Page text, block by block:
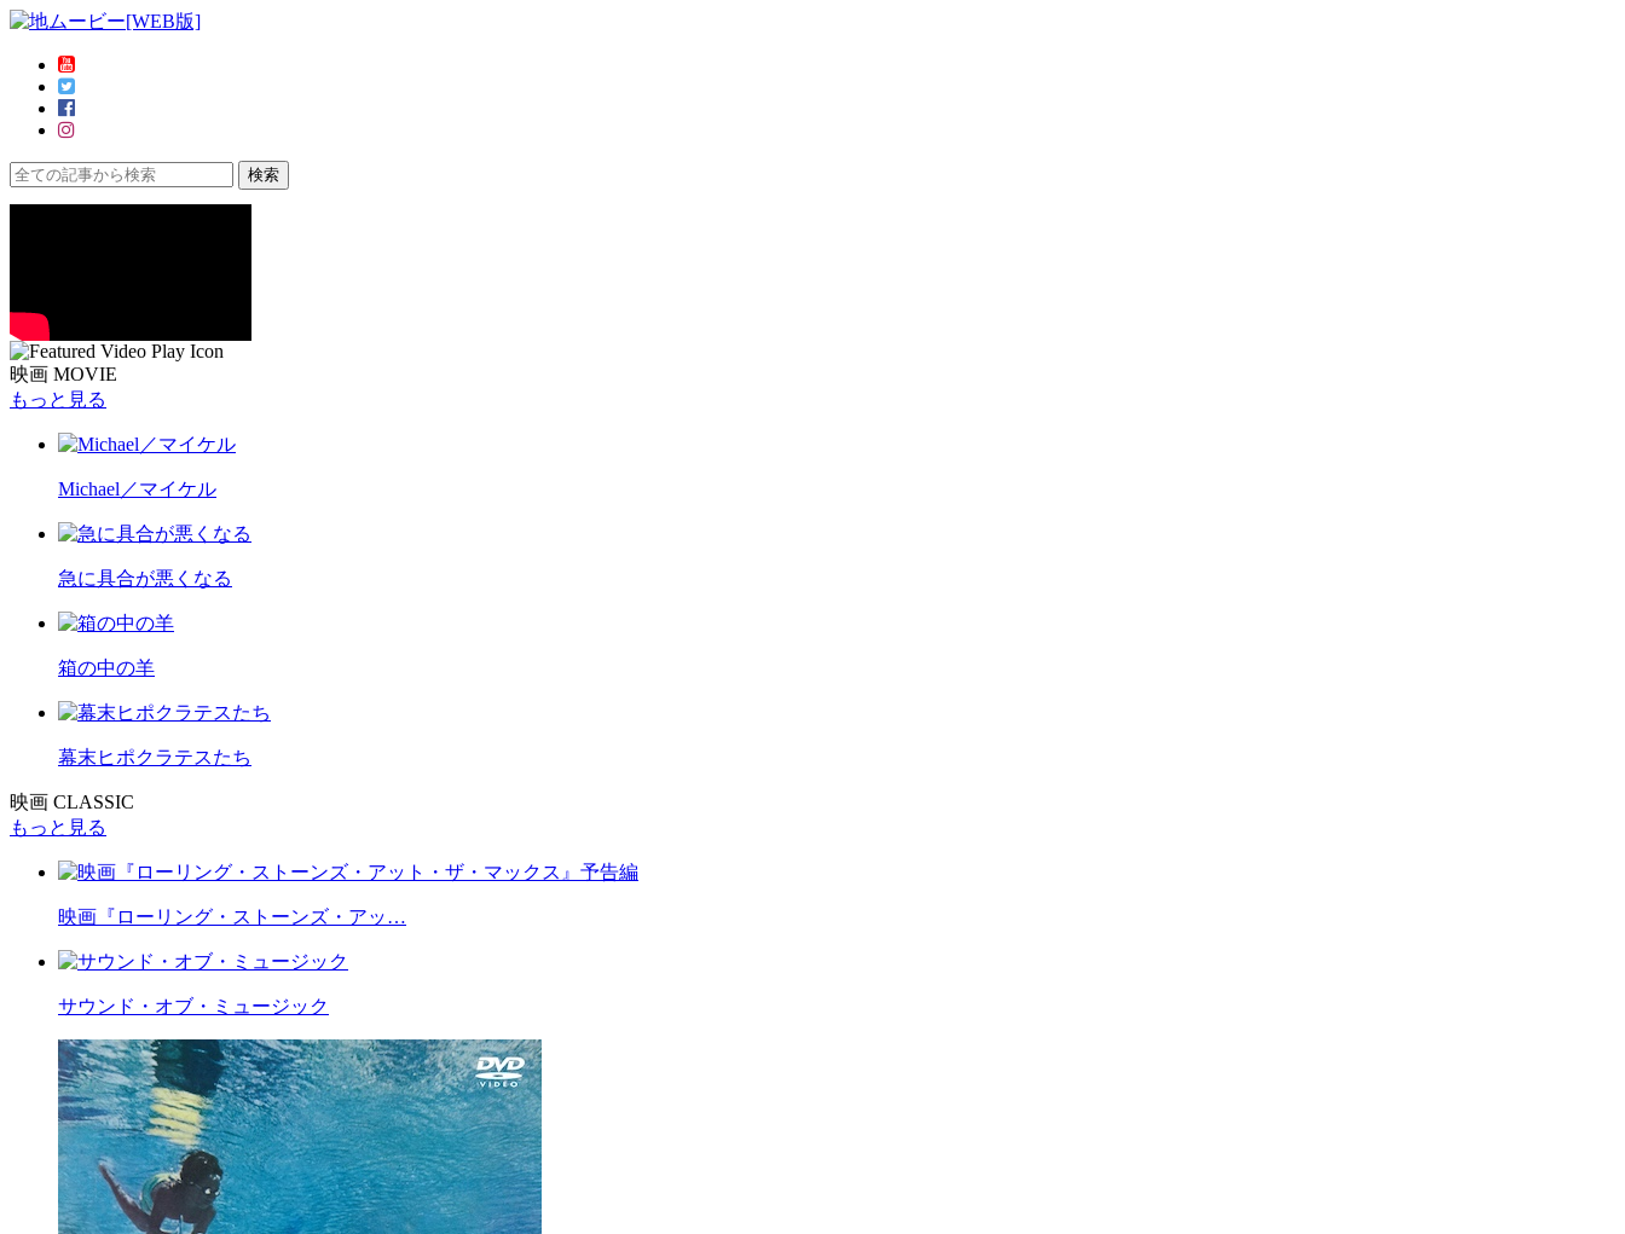
映画 MOVIE
もっと見る
Michael／マイケル
急に具合が悪くなる
箱の中の羊
幕末ヒポクラテスたち
映画 CLASSIC
もっと見る
映画『ローリング・ストーンズ・アッ…
サウンド・オブ・ミュージック